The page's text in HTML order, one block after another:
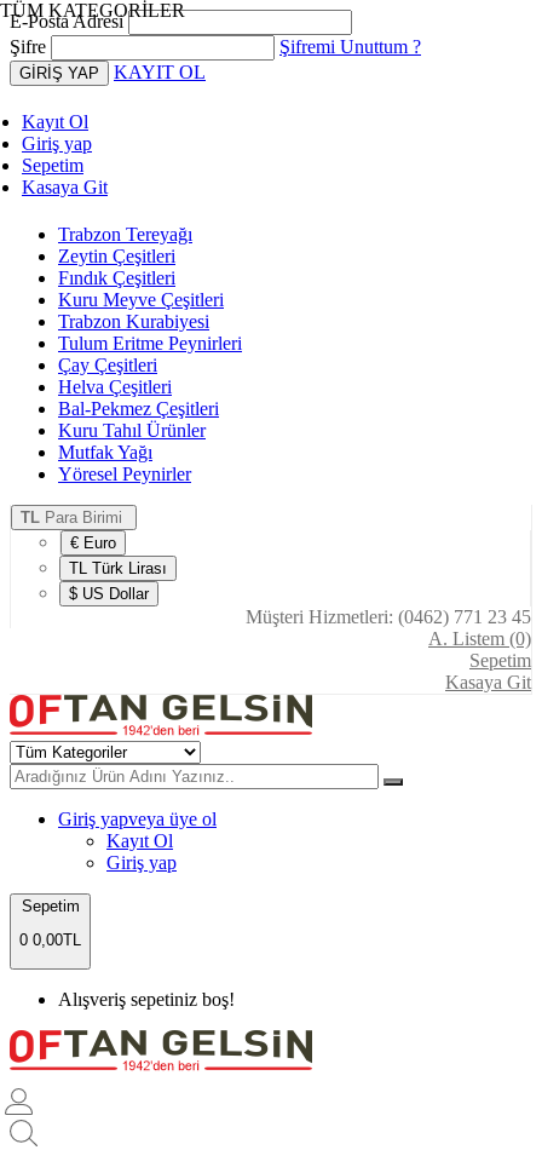
E-Posta Adresi
Şifre
Şifremi Unuttum ?
KAYIT OL
Kayıt Ol
Giriş yap
Sepetim
Kasaya Git
Trabzon Tereyağı
Zeytin Çeşitleri
Fındık Çeşitleri
Kuru Meyve Çeşitleri
Trabzon Kurabiyesi
Tulum Eritme Peynirleri
Çay Çeşitleri
Helva Çeşitleri
Bal-Pekmez Çeşitleri
Kuru Tahıl Ürünler
Mutfak Yağı
Yöresel Peynirler
TL Para Birimi
€ Euro
TL Türk Lirası
$ US Dollar
Müşteri Hizmetleri: (0462) 771 23 45
A. Listem (0)
Sepetim
Kasaya Git
Giriş yapveya üye ol
Kayıt Ol
Giriş yap
Sepetim
0 0,00TL
Alışveriş sepetiniz boş!
TÜM KATEGORİLER